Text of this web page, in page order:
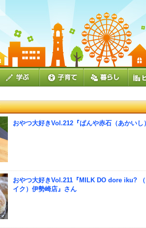
おやつ大好きVol.212『ぱんや赤石（あかいし
おやつ大好きVol.211『MILK DO dore iku?
イク）伊勢崎店』さん